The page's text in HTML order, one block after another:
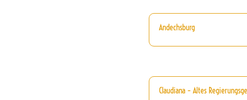
Andechsburg
Claudiana – Altes